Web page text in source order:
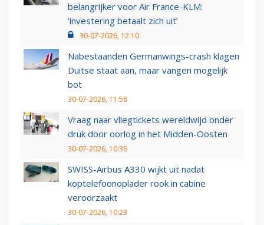
belangrijker voor Air France-KLM:
‘investering betaalt zich uit’
30-07-2026, 12:10
Nabestaanden Germanwings-crash klagen
Duitse staat aan, maar vangen mogelijk
bot
30-07-2026, 11:58
Vraag naar vliegtickets wereldwijd onder
druk door oorlog in het Midden-Oosten
30-07-2026, 10:36
SWISS-Airbus A330 wijkt uit nadat
koptelefoonoplader rook in cabine
veroorzaakt
30-07-2026, 10:23